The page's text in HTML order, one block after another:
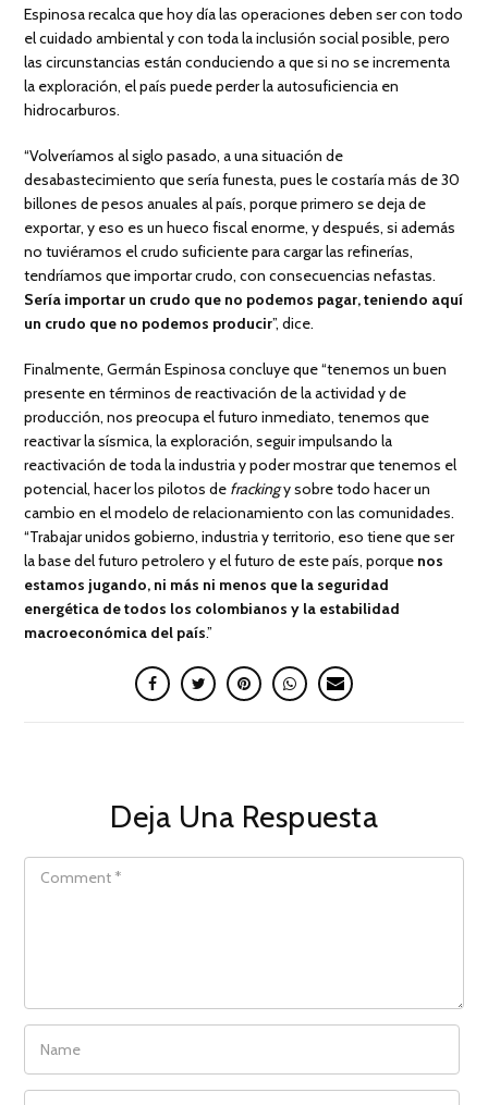
Espinosa recalca que hoy día las operaciones deben ser con todo
el cuidado ambiental y con toda la inclusión social posible, pero
las circunstancias están conduciendo a que si no se incrementa
la exploración, el país puede perder la autosuficiencia en
hidrocarburos.
“Volveríamos al siglo pasado, a una situación de
desabastecimiento que sería funesta, pues le costaría más de 30
billones de pesos anuales al país, porque primero se deja de
exportar, y eso es un hueco fiscal enorme, y después, si además
no tuviéramos el crudo suficiente para cargar las refinerías,
tendríamos que importar crudo, con consecuencias nefastas.
Sería importar un crudo que no podemos pagar, teniendo aquí
un crudo que no podemos producir”, dice.
Finalmente, Germán Espinosa concluye que “tenemos un buen
presente en términos de reactivación de la actividad y de
producción, nos preocupa el futuro inmediato, tenemos que
reactivar la sísmica, la exploración, seguir impulsando la
reactivación de toda la industria y poder mostrar que tenemos el
potencial, hacer los pilotos de frackingy sobre todo hacer un
cambio en el modelo de relacionamiento con las comunidades.
“Trabajar unidos gobierno, industria y territorio, eso tiene que ser
la base del futuro petrolero y el futuro de este país, porque nos
estamos jugando, ni más ni menos que la seguridad
energética de todos los colombianos y la estabilidad
macroeconómica del país.”
Deja Una Respuesta
COMMENT
NAME
EMAIL